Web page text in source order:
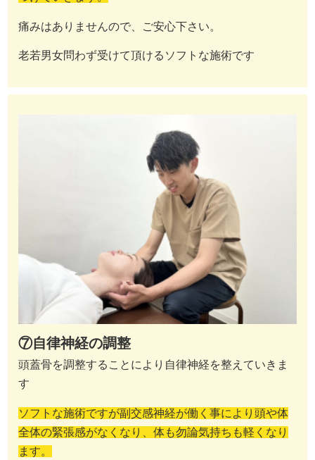
痛みはありませんので、ご安心下さい。
老若男女問わず受けて頂けるソフトな施術です
⑦自律神経の調整
頭蓋骨を調整することにより自律神経を整えていきま
す
ソフトな施術ですが副交感神経が働く事により頭や体
全体の緊張感がなくなり、体も勿論気持ちも軽くなり
ます。